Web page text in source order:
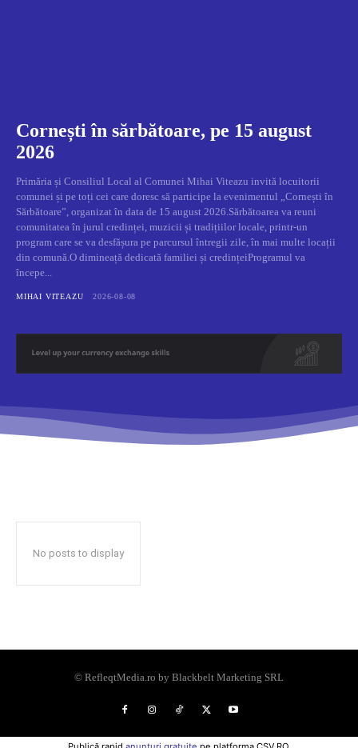
Cornești în sărbătoare, pe 15 august
2026
Primăria și Consiliul Local al Comunei Mihai Viteazu invită locuitorii
comunei și pe toți cei care doresc să participe la evenimentul „Cornești în
Sărbătoare”, organizat în data de 15 august 2026.Sărbătoarea va reuni
comunitatea în jurul credinței, muzicii și tradițiilor locale, printr-un
program care se va desfășura pe parcursul întregii zile, în mai multe locații
din comună.O dimineață dedicată familiei și credințeiProgramul va
începe...
MIHAI VITEAZU 2026-08-08
No posts to display
© RefleqtMedia.ro by Blackbelt Marketing SRL